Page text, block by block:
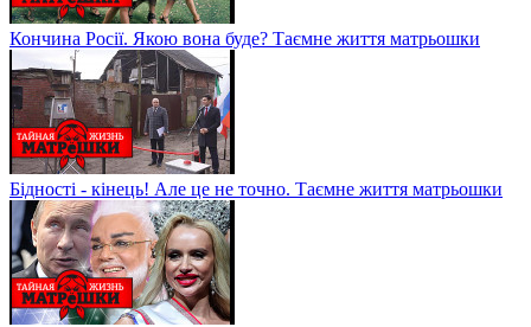
Кончина Росії. Якою вона буде? Таємне життя матрьошки
Бідності - кінець! Але це не точно. Таємне життя матрьошки